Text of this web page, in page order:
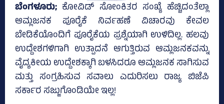
ಬೆಂಗಳೂರು; ಕೋವಿಡ್‌ ಸೋಂಕಿತರ ಸಂಖ್ಯೆ ಹೆಚ್ಚಿದಂತೆಲ್ಲಾ
ಆಮ್ಲಜನಕ ಪೂರೈಕೆ ನಿರ್ವಹಣೆ ವಿಚಾರವು ಕೇವಲ
ಬೇಡಿಕೆಯೊಂದಿಗೆ ಪೂರೈಕೆಯ ಪ್ರಶ್ನೆಯಾಗಿ ಉಳಿದಿಲ್ಲ. ಹಲವು
ಉದ್ದೇಶಗಳಿಗಾಗಿ ಉತ್ಪಾದನೆ ಆಗುತ್ತಿರುವ ಆಮ್ಲಜನಕವನ್ನು
ವೈದ್ಯಕೀಯ ಉದ್ದೇಶಕ್ಕಾಗಿ ಬಳಸಿದರೂ ಆಮ್ಲಜನಕ ಸಾಗಿಸುವ
ಮತ್ತು ಸಂಗ್ರಹಿಸುವ ಸವಾಲು ಎದುರಿಸಲು ರಾಜ್ಯ ಬಿಜೆಪಿ
ಸರ್ಕಾರ ಸಜ್ಜುಗೊಂಡಿಯೇ ಇಲ್ಲ!